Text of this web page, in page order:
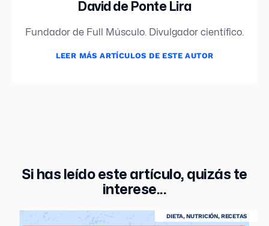
David de Ponte Lira
Fundador de Full Músculo. Divulgador científico.
LEER MÁS ARTÍCULOS DE ESTE AUTOR
Si has leído este artículo, quizás te
interese...
DIETA,NUTRICIÓN,RECETAS